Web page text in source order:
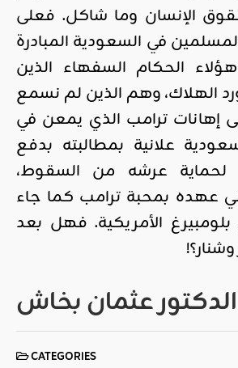
الإنسان وما شاكل. فعلى
في السعودية المبادرة
الحكام السفهاء الذين
الهلاك، وهم الذين لم نسمع
إهانات ترامب الذي يمعن في
علانية بمطالبته بدفع
لحماية عرشه من السقوط،
عهده بمحبة ترامب كما جاء
الأمريكية. فهل بعد
الدكتور عثمان بخاش
CATEGORIES